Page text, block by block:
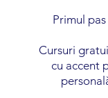
Primul
Cursuri
cu accent